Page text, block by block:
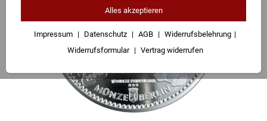
Alles akzeptieren
Impressum Datenschutz AGB
Widerrufsbelehrung
Widerrufsformular
Vertrag widerrufen
Geschenke
Besuchen Sie uns
Karriere